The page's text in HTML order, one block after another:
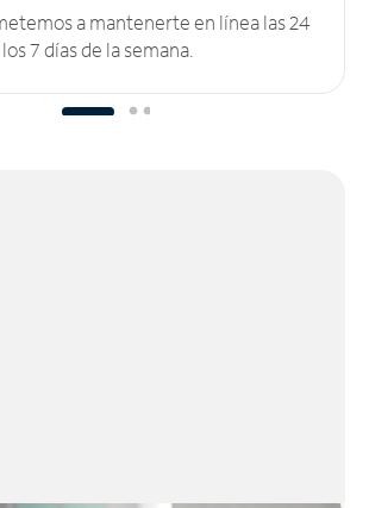
a mantenerte en línea las 24
7 días de la semana.